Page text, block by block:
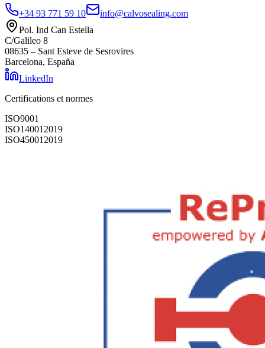
+34 93 771 59 10
info@calvosealing.com
Pol. Ind Can Estella
C/Galileo 8
08635 – Sant Esteve de Sesrovires
Barcelona, España
LinkedIn
Certifications et normes
ISO9001
ISO14001 2019
ISO45001 2019